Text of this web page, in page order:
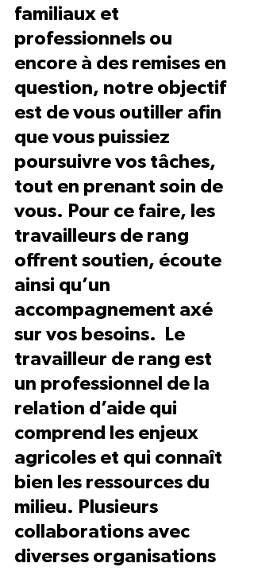
familiaux et
professionnels ou
encore à des remises en
question, notre objectif
est de vous outiller afin
que vous puissiez
poursuivre vos tâches,
tout en prenant soin de
vous. Pour ce faire, les
travailleurs de rang
offrent soutien, écoute
ainsi qu’un
accompagnement axé
sur vos besoins.  Le
travailleur de rang est
un professionnel de la
relation d’aide qui
comprend les enjeux
agricoles et qui connaît
bien les ressources du
milieu. Plusieurs
collaborations avec
diverses organisations